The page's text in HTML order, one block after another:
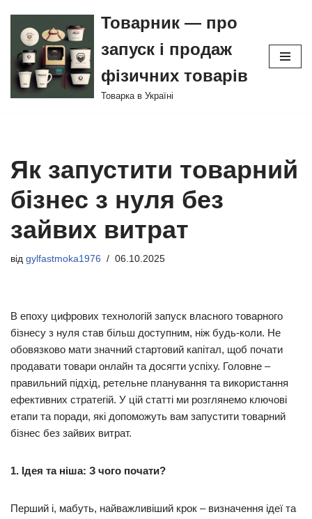
Перейти
до
вмісту
Товарник — про
запуск і продаж
фізичних товарів
Товарка в Україні
Як запустити товарний
бізнес з нуля без
зайвих витрат
від gylfastmoka1976 06.10.2025
В епоху цифрових технологій запуск власного товарного
бізнесу з нуля став більш доступним, ніж будь-коли. Не
обовязково мати значний стартовий капітал, щоб почати
продавати товари онлайн та досягти успіху. Головне –
правильний підхід, ретельне планування та використання
ефективних стратегій. У цій статті ми розглянемо ключові
етапи та поради, які допоможуть вам запустити товарний
бізнес без зайвих витрат.
1. Ідея та ніша: З чого почати?
Перший і, мабуть, найважливіший крок – визначення ідеї та